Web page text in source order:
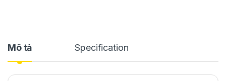
Mô tả Specification